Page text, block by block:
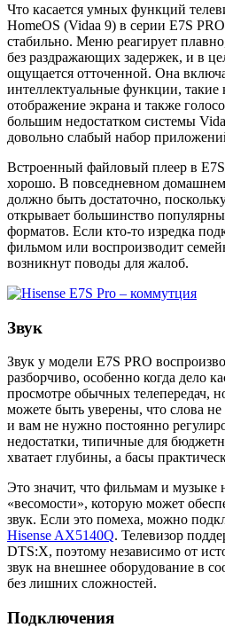
Что касается умных функций
HomeOS (Vidaa 9) в серии E7S
стабильно. Меню реагирует
без раздражающих задержек, и в
ощущается отточенной. Она
интеллектуальные функции, такие
отображение экрана и также
большим недостатком системы
довольно слабый набор
Встроенный файловый плеер в E7S
хорошо. В повседневном
должно быть достаточно,
открывает большинство
форматов. Если кто-то изредка
фильмом или воспроизводит
возникнут поводы для жалоб.
Звук
Звук у модели E7S PRO
разборчиво, особенно когда дело
просмотре обычных телепередач,
можете быть уверены, что слова не
и вам не нужно постоянно
недостатки, типичные для
хватает глубины, а басы
Это значит, что фильмам и музыке
«весомости», которую может
звук. Если это помеха, можно
Hisense AX5140Q. Телевизор
DTS:X, поэтому независимо от
звук на внешнее оборудование в
без лишних сложностей.
Подключения